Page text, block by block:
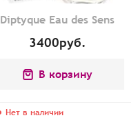
Diptyque Eau des Sens
3400руб.
В корзину
Нет в наличии